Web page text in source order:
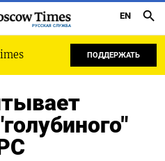
РУССКАЯ СЛУЖБА
EN
ПОДДЕРЖАТЬ